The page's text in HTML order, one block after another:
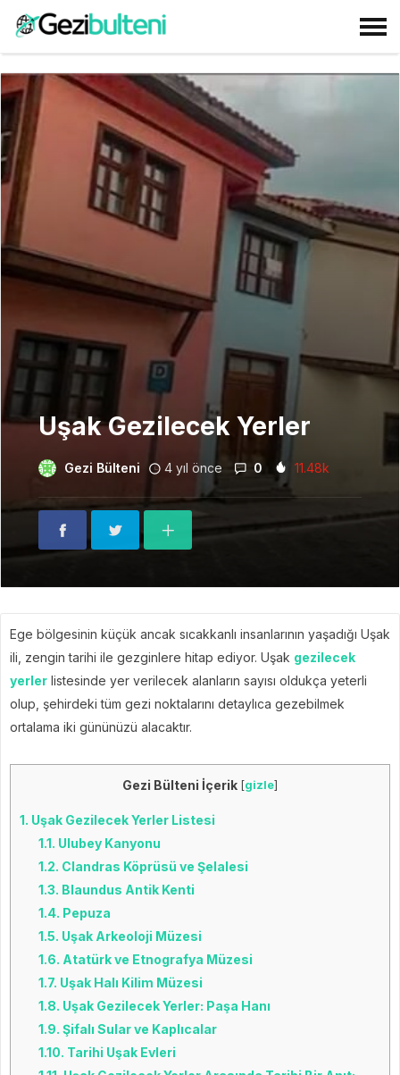
Uşak Gezilecek Yerler
Gezi Bülteni 4 yıl önce 0 11.48k
Ege bölgesinin küçük ancak sıcakkanlı insanlarının yaşadığı Uşak
ili, zengin tarihi ile gezginlere hitap ediyor. Uşak gezilecek
yerler listesinde yer verilecek alanların sayısı oldukça yeterli
olup, şehirdeki tüm gezi noktalarını detaylıca gezebilmek
ortalama iki gününüzü alacaktır.
Gezi Bülteni İçerik [gizle]
1. Uşak Gezilecek Yerler Listesi
1.1. Ulubey Kanyonu
1.2. Clandras Köprüsü ve Şelalesi
1.3. Blaundus Antik Kenti
1.4. Pepuza
1.5. Uşak Arkeoloji Müzesi
1.6. Atatürk ve Etnografya Müzesi
1.7. Uşak Halı Kilim Müzesi
1.8. Uşak Gezilecek Yerler: Paşa Hanı
1.9. Şifalı Sular ve Kaplıcalar
1.10. Tarihi Uşak Evleri